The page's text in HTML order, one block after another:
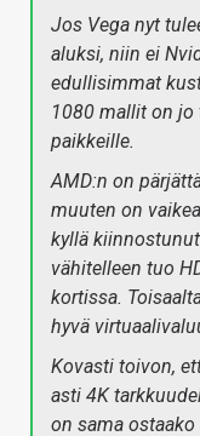
Jos Vega nyt
aluksi, niin ei
edullisimmat
1080 mallit on jo
paikkeille.
AMD:n on
muuten on
kyllä
vähitelleen tuo
kortissa.
hyvä
Kovasti toivon,
asti 4K
on sama